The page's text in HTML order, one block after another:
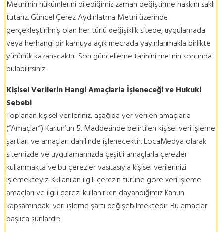
Metni’nin hükümlerini dilediğimiz zaman değiştirme hakkını saklı
tutarız. Güncel Çerez Aydınlatma Metni üzerinde
gerçekleştirilmiş olan her türlü değişiklik sitede, uygulamada
veya herhangi bir kamuya açık mecrada yayınlanmakla birlikte
yürürlük kazanacaktır. Son güncelleme tarihini metnin sonunda
bulabilirsiniz.
Kişisel Verilerin Hangi Amaçlarla İşleneceği ve Hukuki
Sebebi
Toplanan kişisel verileriniz, aşağıda yer verilen amaçlarla
(“Amaçlar”) Kanun’un 5. Maddesinde belirtilen kişisel veri işleme
şartları ve amaçları dahilinde işlenecektir. LocaMedya olarak
sitemizde ve uygulamamızda çeşitli amaçlarla çerezler
kullanmakta ve bu çerezler vasıtasıyla kişisel verilerinizi
işlemekteyiz. Kullanılan ilgili çerezin türüne göre veri işleme
amaçları ve ilgili çerezi kullanırken dayandığımız Kanun
kapsamındaki veri işleme şartı değişebilmektedir. Bu amaçlar
başlıca şunlardır: